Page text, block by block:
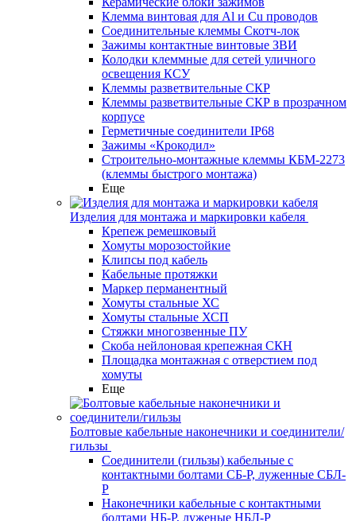
Клемма винтовая для Al и Cu проводов
Соединительные клеммы Скотч-лок
Зажимы контактные винтовые ЗВИ
Колодки клеммные для сетей уличного
освещения КСУ
Клеммы разветвительные СКР
Клеммы разветвительные СКР в прозрачном
корпусе
Герметичные соединители IP68
Зажимы «Крокодил»
Строительно-монтажные клеммы КБМ-2273
(клеммы быстрого монтажа)
Еще
Изделия для монтажа и маркировки кабеля
Крепеж ремешковый
Хомуты морозостойкие
Клипсы под кабель
Кабельные протяжки
Маркер перманентный
Хомуты стальные ХС
Хомуты стальные ХСП
Стяжки многозвенные ПУ
Скоба нейлоновая крепежная СКН
Площадка монтажная с отверстием под
хомуты
Еще
Болтовые кабельные наконечники и соединители/
гильзы
Соединители (гильзы) кабельные с
контактными болтами СБ-Р, луженные СБЛ-
Р
Наконечники кабельные с контактными
болтами НБ-Р, луженые НБЛ-Р